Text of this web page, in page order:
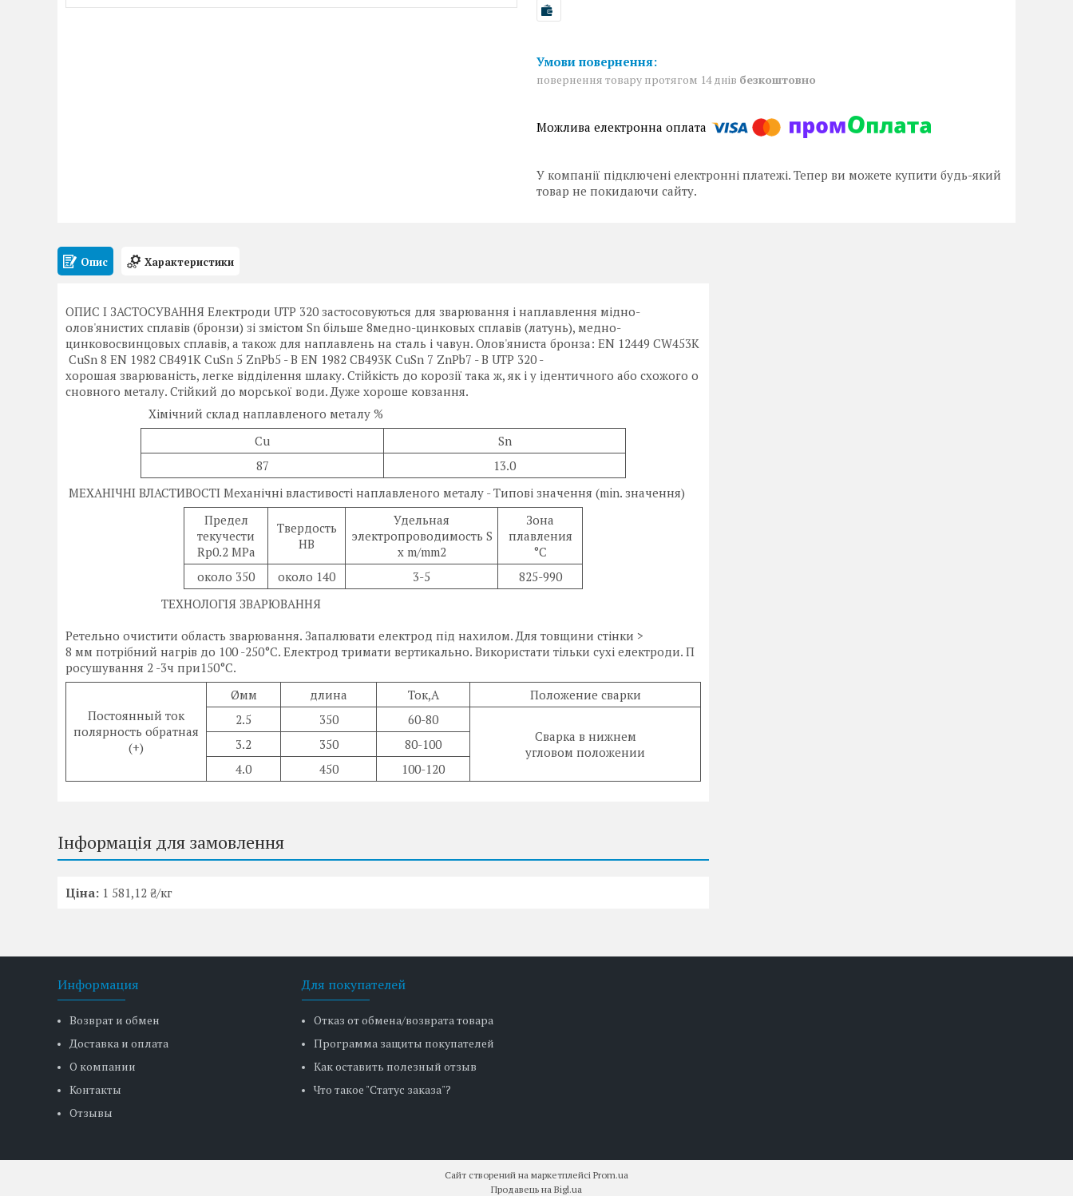
повернення товару протягом 14 днів безкоштовно
У компанії підключені електронні платежі. Тепер ви можете купити будь-який
товар не покидаючи сайту.
Опис Характеристики
ОПИС І ЗАСТОСУВАННЯ Електроди UTP 320 застосовуються для зварювання і наплавлення мідно-
олов'янистих сплавів (бронзи) зі змістом Sn більше 8медно-цинковых сплавів (латунь), медно-
цинковосвинцовых сплавів, а також для наплавлень на сталь і чавун. Олов'яниста бронза: EN 12449 CW453K
CuSn 8 EN 1982 CB491K CuSn 5 ZnPb5 - B EN 1982 CB493K CuSn 7 ZnPb7 - B UTP 320 -
хорошая зварюваність, легке відділення шлаку. Стійкість до корозії така ж, як і у ідентичного або схожого о
сновного металу. Стійкий до морської води. Дуже хороше ковзання.
Хімічний склад наплавленого металу %
Cu
Sn
87
13.0
МЕХАНІЧНІ ВЛАСТИВОСТІ Механічні властивості наплавленого металу - Типові значення (min. значення)
Предел
текучести
Rp0.2 MPa
Твердость
НВ
Удельная
электропроводимость S
x m/mm2
Зона
плавления
°С
около 350
около 140 3-5
825-990
ТЕХНОЛОГІЯ ЗВАРЮВАННЯ
Ретельно очистити область зварювання. Запалювати електрод під нахилом. Для товщини стінки >
8 мм потрібний нагрів до 100 -250°C. Електрод тримати вертикально. Використати тільки сухі електроди. П
росушування 2 -3ч при150°C.
Постоянный ток
полярность обратная
(+)
Øмм длина Ток,А
Положение сварки
2.5
350
60-80
Сварка в нижнем
угловом положении
3.2 350
80-100
4.0
450 100-120
Інформація для замовлення
Ціна: 1 581,12 ₴/кг
Информация
Возврат и обмен
Доставка и оплата
О компании
Контакты
Отзывы
Для покупателей
Отказ от обмена/возврата товара
Программа защиты покупателей
Как оставить полезный отзыв
Что такое "Статус заказа"?
Сайт створений на маркетплейсі Prom.ua
Продавець на Bigl.ua